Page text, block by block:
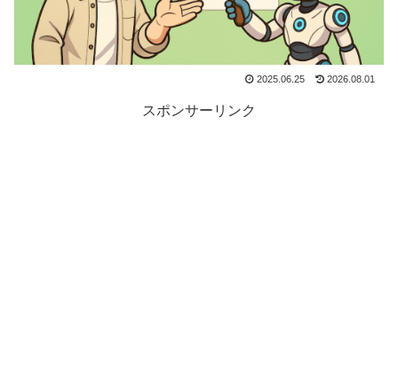
2025.06.25 2026.08.01
スポンサーリンク